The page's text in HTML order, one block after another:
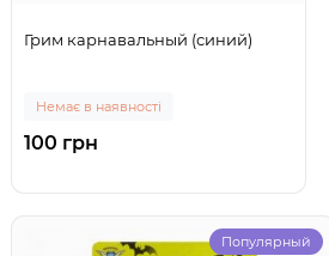
Грим карнавальный (синий)
Немає в наявності
100 грн
Популярный